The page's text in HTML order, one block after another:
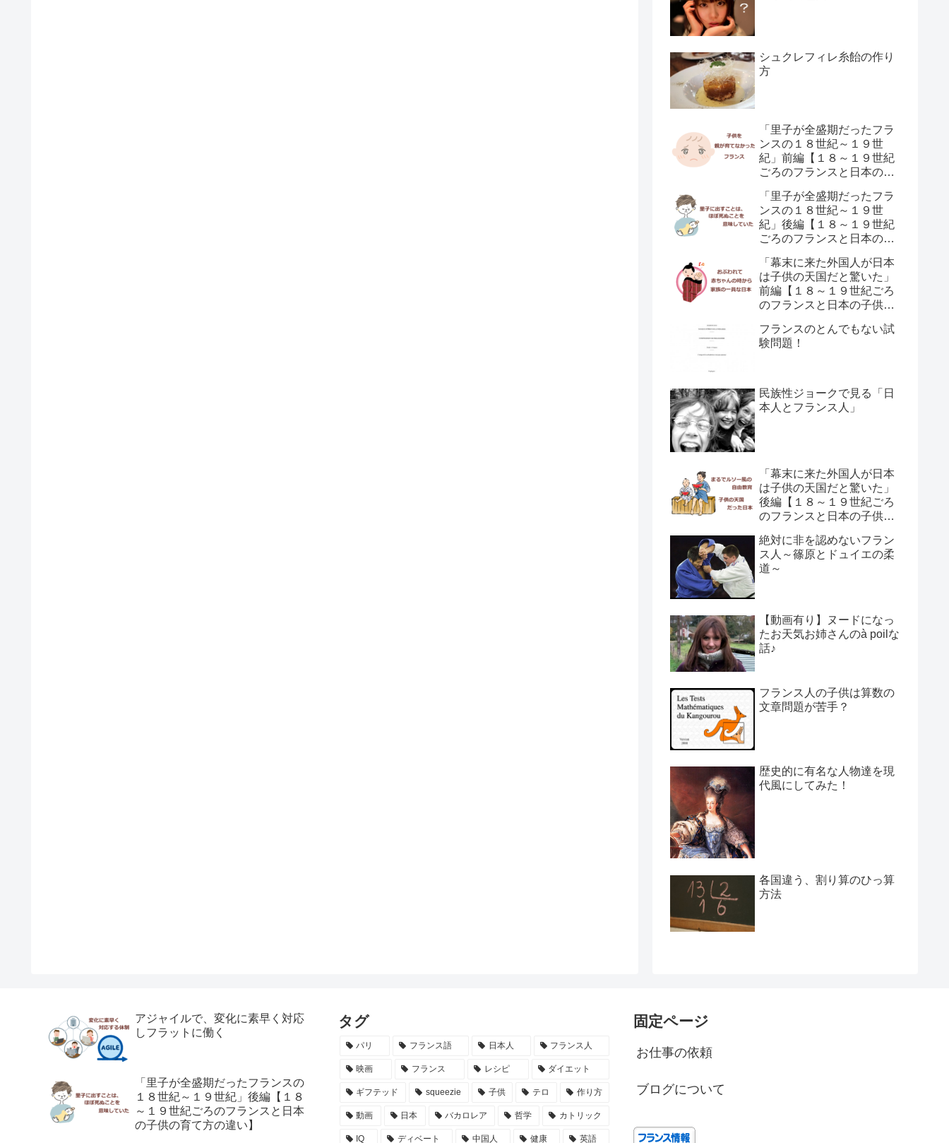
シュクレフィレ糸飴の作り
方
「里子が全盛期だったフラ
ンスの１８世紀～１９世
紀」前編【１８～１９世紀
ごろのフランスと日本の子
「里子が全盛期だったフラ
ンスの１８世紀～１９世
紀」後編【１８～１９世紀
ごろのフランスと日本の子
「幕末に来た外国人が日本
は子供の天国だと驚いた」
前編【１８～１９世紀ごろ
のフランスと日本の子供の
フランスのとんでもない試
験問題！
民族性ジョークで見る「日
本人とフランス人」
「幕末に来た外国人が日本
は子供の天国だと驚いた」
後編【１８～１９世紀ごろ
のフランスと日本の子供の
絶対に非を認めないフラン
ス人～篠原とドュイエの柔
道～
【動画有り】ヌードになっ
たお天気お姉さんのà poilな
話♪
フランス人の子供は算数の
文章問題が苦手？
歴史的に有名な人物達を現
代風にしてみた！
各国違う、割り算のひっ算
方法
アジャイルで、変化に素早く対応
しフラットに働く
「里子が全盛期だったフランスの
１８世紀～１９世紀」後編【１８
～１９世紀ごろのフランスと日本
の子供の育て方の違い】
タグ
パリ フランス語 日本人 フランス人
映画 フランス レシピ ダイエット
ギフテッド squeezie 子供 テロ 作り方
動画 日本 バカロレア 哲学 カトリック
IQ ディベート 中国人 健康 英語
固定ページ
お仕事の依頼
ブログについて